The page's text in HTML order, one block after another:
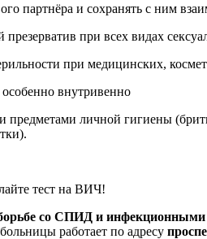
партнёра и сохранять с ним
при всех видах
при медицинских,
внутривенно
предметами личной гигиены
тест на ВИЧ!
со СПИД и инфекционными
работает по адресу